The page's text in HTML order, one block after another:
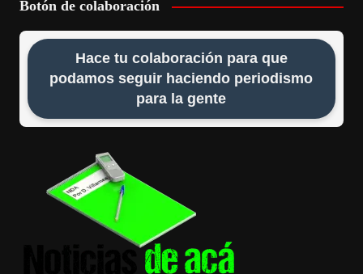
Botón de colaboración
Hace tu colaboración para que
podamos seguir haciendo periodismo
para la gente